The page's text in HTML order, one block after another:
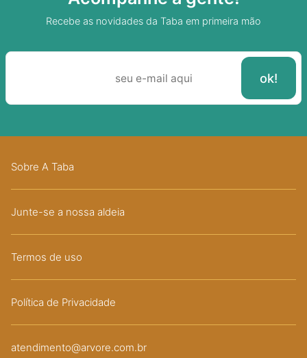
Recebe as novidades da Taba em primeira mão
Sobre A Taba
Junte-se a nossa aldeia
Termos de uso
Política de Privacidade
atendimento@arvore.com.br